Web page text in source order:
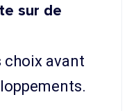
sur de
choix avant